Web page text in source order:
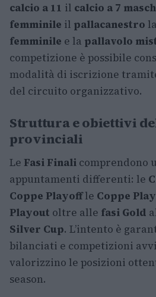
calcio a 11 il calcio a 7
femminile il pallacanestro la
femminile e la pallavolo
competizione è possibile
modalità di iscrizione
del circuito organizzativo.
Struttura e obiettivi
provinciali
Le Fasi Finali comprendono
appuntamenti differenti: le
Coppe Playoffle Coppe
Playout oltre alle fasi Gold
Silver Cup. L’intento è
bilanciati e competizioni
valorizzino le posizioni
season.